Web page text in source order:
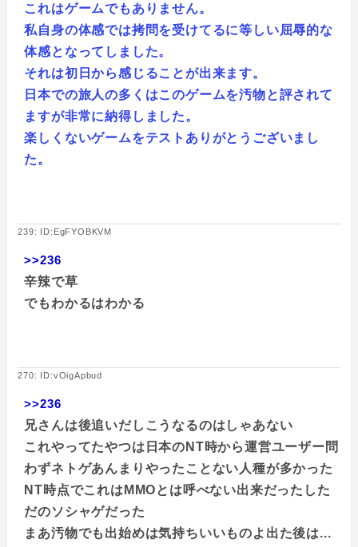
これはゲームでもありません。
私自身の体感では拷問を受けてるに等しい屈辱的な
体感となってしました。
それは初日から感じることが出来ます。
日本での旅人の多くはこのゲームを汚物と評されて
ますが非常に納得しました。
楽しくないゲームをテストありがとうございまし
た。
239: ID:EgFYOBKVM
>>236
辛辣で草
でもわかるはわかる
270: ID:vOigApbud
>>236
兄さんは後追いだしこうなるのはしゃあない
これやってたやつは日本のNT時から運営ユーザー問
わずネトゲあんまりやったことない人種が多かった
NT時点でこれはMMOとは呼べない出来だったした
だのソシャゲだった
まあ汚物でも出始めは気持ちいいものよ出た後は...